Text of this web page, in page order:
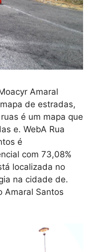
Amaral
de estradas,
é um mapa que
e. WebA Rua
é
com 73,08%
localizada no
na cidade de.
Amaral Santos